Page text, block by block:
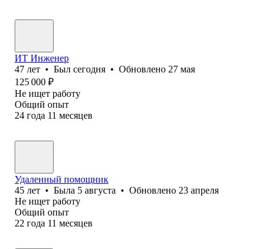
ИТ Инженер
47 лет • Был сегодня • Обновлено 27 мая
125 000 ₽
Не ищет работу
Общий опыт
24 года 11 месяцев
Удаленный помощник
45 лет • Была 5 августа • Обновлено 23 апреля
Не ищет работу
Общий опыт
22 года 11 месяцев